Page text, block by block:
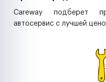
Careway подберет
автосервис с лучшей